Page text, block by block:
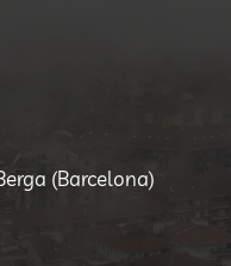
(Barcelona)